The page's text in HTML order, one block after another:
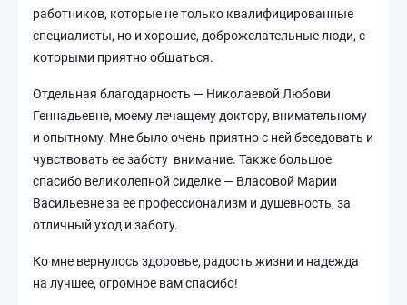
работников, которые не только квалифицированные
специалисты, но и хорошие, доброжелательные люди, с
которыми приятно общаться.
Отдельная благодарность — Николаевой Любови
Геннадьевне, моему лечащему доктору, внимательному
и опытному. Мне было очень приятно с ней беседовать и
чувствовать ее заботу внимание. Также большое
спасибо великолепной сиделке — Власовой Марии
Васильевне за ее профессионализм и душевность, за
отличный уход и заботу.
Ко мне вернулось здоровье, радость жизни и надежда
на лучшее, огромное вам спасибо!